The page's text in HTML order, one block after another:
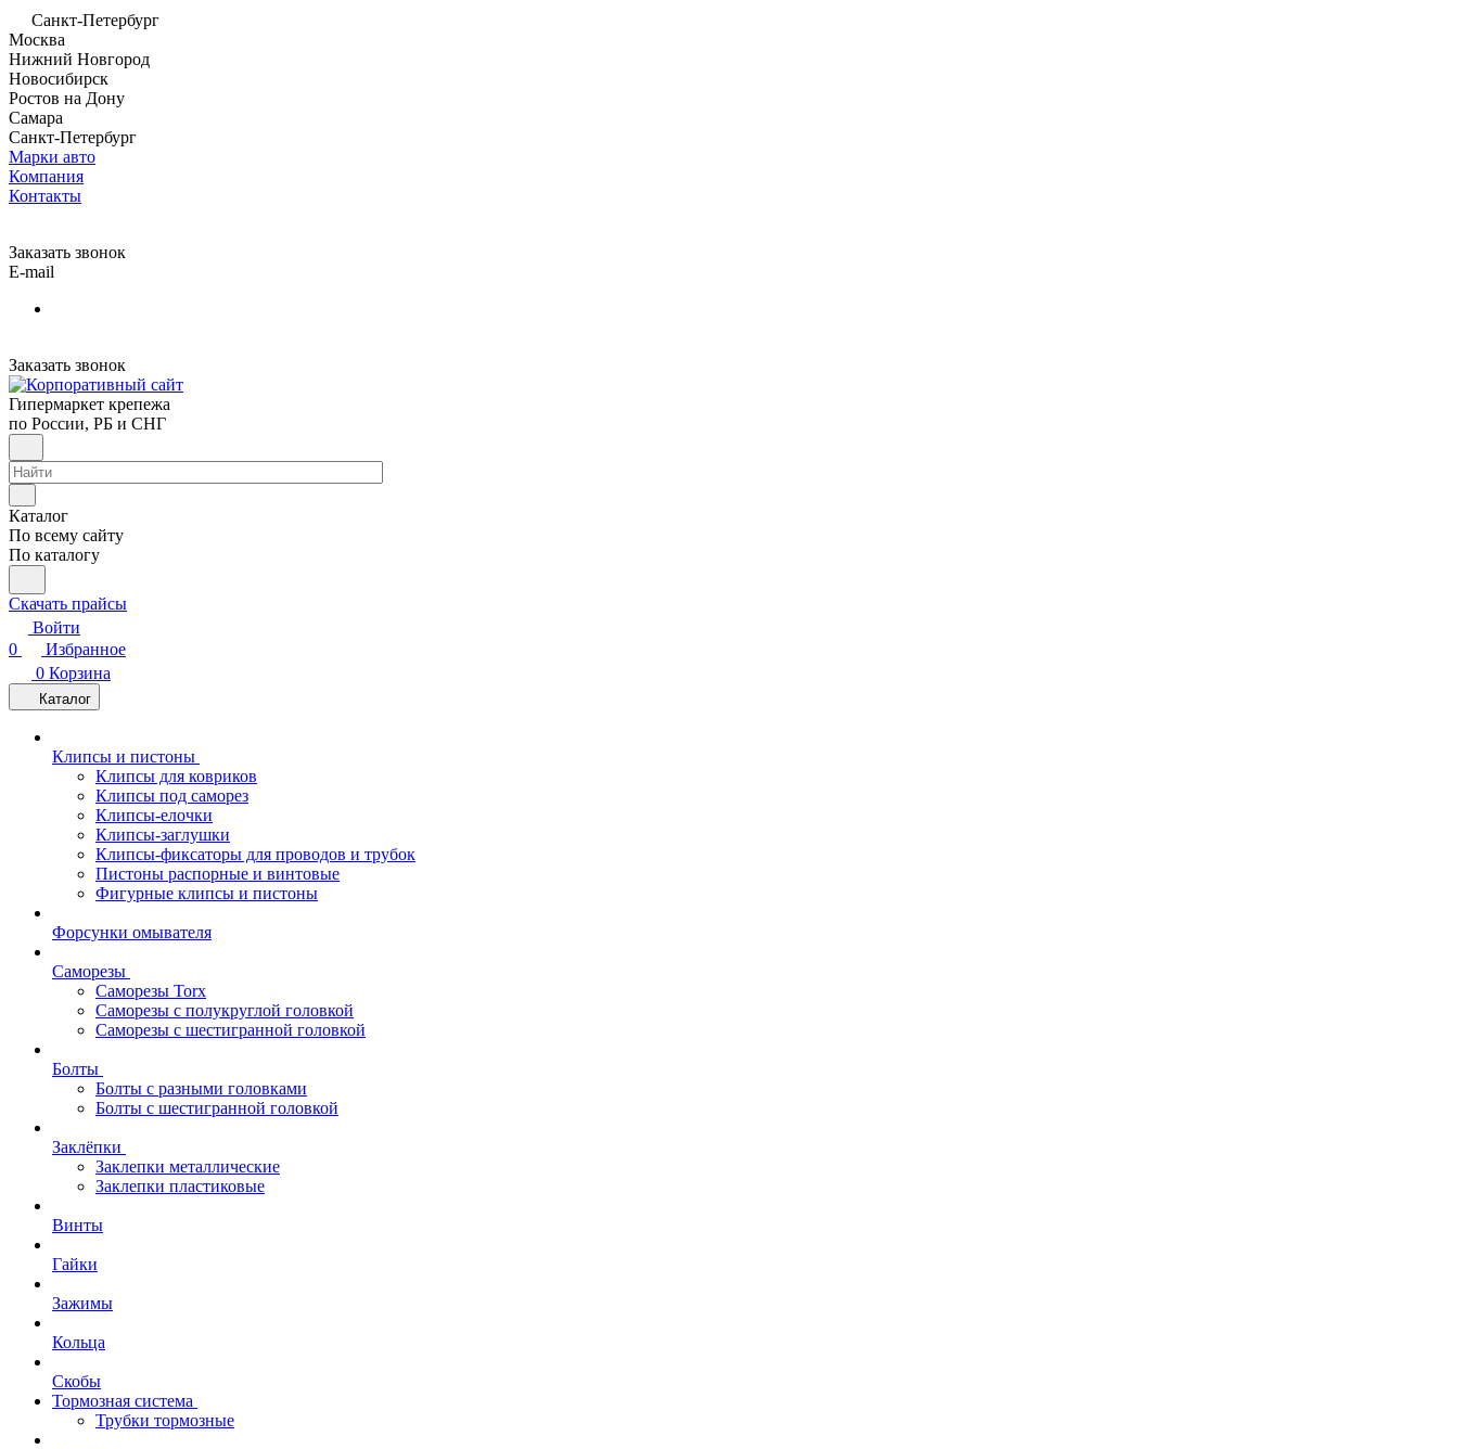
Санкт-Петербург
Москва
Нижний Новгород
Новосибирск
Ростов на Дону
Самара
Санкт-Петербург
Марки авто
Компания
Контакты
Заказать звонок
E-mail
Заказать звонок
Гипермаркет крепежа
по России, РБ и СНГ
Каталог
По всему сайту
По каталогу
Скачать прайсы
Войти
0
Избранное
0 Корзина
Каталог
Клипсы и пистоны
Клипсы для ковриков
Клипсы под саморез
Клипсы-елочки
Клипсы-заглушки
Клипсы-фиксаторы для проводов и трубок
Пистоны распорные и винтовые
Фигурные клипсы и пистоны
Форсунки омывателя
Саморезы
Саморезы Torx
Саморезы с полукруглой головкой
Саморезы с шестигранной головкой
Болты
Болты с разными головками
Болты с шестигранной головкой
Заклёпки
Заклепки металлические
Заклепки пластиковые
Винты
Гайки
Зажимы
Кольца
Скобы
Тормозная система
Трубки тормозные